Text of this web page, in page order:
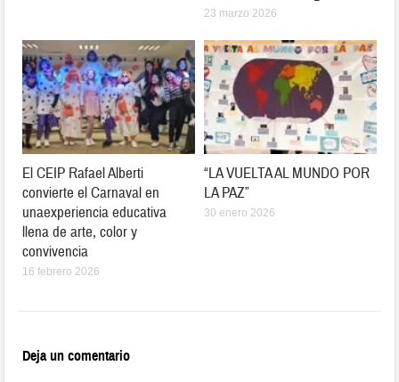
23 marzo 2026
El CEIP Rafael Alberti
convierte el Carnaval en
unaexperiencia educativa
llena de arte, color y
convivencia
16 febrero 2026
“LA VUELTA AL MUNDO POR
LA PAZ”
30 enero 2026
Deja un comentario